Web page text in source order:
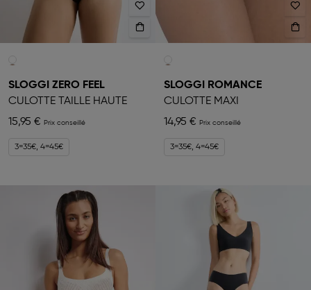
SLOGGI ZERO FEEL
CULOTTE TAILLE HAUTE
15,95 €
3=35€, 4=45€
SLOGGI ROMANCE
CULOTTE MAXI
14,95 €
3=35€, 4=45€